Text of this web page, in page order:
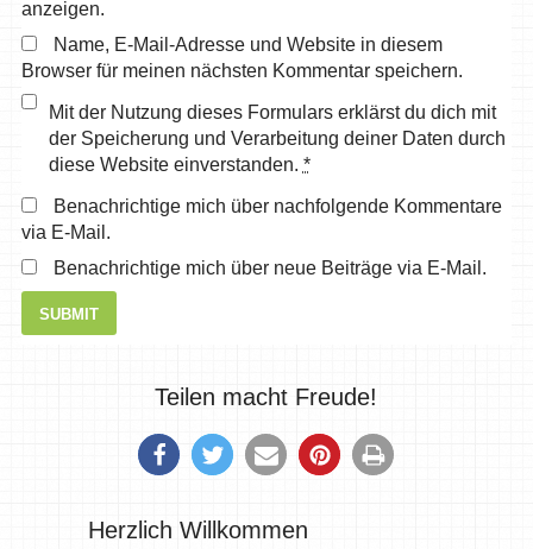
anzeigen.
Name, E-Mail-Adresse und Website in diesem
Browser für meinen nächsten Kommentar speichern.
Mit der Nutzung dieses Formulars erklärst du dich mit
der Speicherung und Verarbeitung deiner Daten durch
diese Website einverstanden. *
Benachrichtige mich über nachfolgende Kommentare
via E-Mail.
Benachrichtige mich über neue Beiträge via E-Mail.
Teilen macht Freude!
Herzlich Willkommen